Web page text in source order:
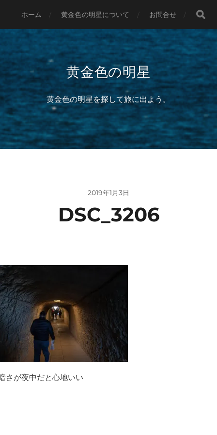
ホーム 黄金色の明星について お問合せ
黄金色の明星
黄金色の明星を探して旅に出よう。
2019年1月3日
DSC_3206
さが夜中だと心地いい